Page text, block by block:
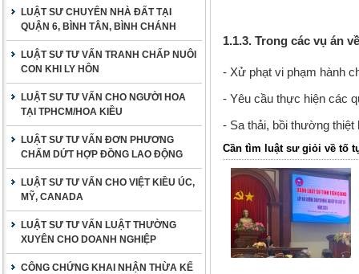
LUẬT SƯ CHUYÊN NHÀ ĐẤT TẠI
QUẬN 6, BÌNH TÂN, BÌNH CHÁNH
LUẬT SƯ TƯ VẤN TRANH CHẤP NUÔI
CON KHI LY HÔN
LUẬT SƯ TƯ VẤN CHO NGƯỜI HOA
TẠI TPHCM/HOA KIỀU
LUẬT SƯ TƯ VẤN ĐƠN PHƯƠNG
CHẤM DỨT HỢP ĐỒNG LAO ĐỘNG
LUẬT SƯ TƯ VẤN CHO VIỆT KIỀU ÚC,
MỸ, CANADA
LUẬT SƯ TƯ VẤN LUẬT THƯỜNG
XUYÊN CHO DOANH NGHIỆP
CÔNG CHỨNG KHAI NHẬN THỪA KẾ
1.1.3. Trong các vụ án
- Xử phạt vi phạm hành
- Yêu cầu thực hiện các
- Sa thải, bồi thường
Cần tìm luật sư giỏi về tố